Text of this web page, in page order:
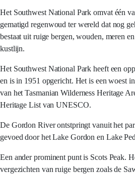
Het Southwest National Park omvat één
gematigd regenwoud ter wereld dat nog
bestaat uit ruige bergen, wouden, meren
kustlijn.
Het Southwest National Park heeft een
en is in 1951 opgericht. Het is een woest
van het Tasmanian Wilderness Heritage
Heritage List van UNESCO.
De Gordon River ontstpringt vanuit het
gevoed door het Lake Gordon en Lake
Een ander prominent punt is Scots Peak.
vergezichten van ruige bergen zoals de